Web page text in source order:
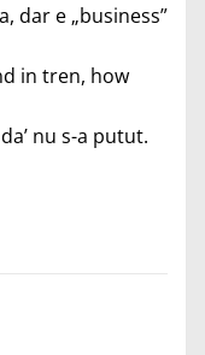
dar e „business”
in tren, how
nu s-a putut.